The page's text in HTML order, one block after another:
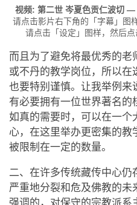
视频: 第二世 岑夏色贡仁波切 —
请点击影片右下角的「字幕」图
请点击「设定」图样，然后点
而且为了避免将最优秀的
或不丹的教学岗位，所以在
也要特别谨慎。让我举例来
有必要拥有一位世界著名的
如真的需要时，可以在一个
心，在这里举办更密集的教
被限制在一定的数量。
二、在许多传统藏传中心仍
严重地分裂和危及佛教的未